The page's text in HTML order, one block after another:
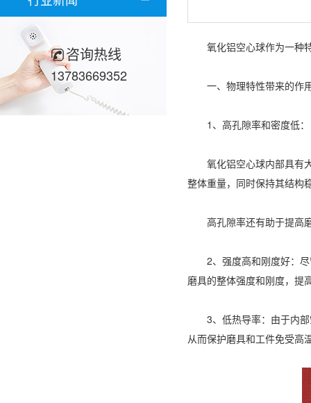
咨询热线
13783669352
氧化铝空心球作为一种特
一、物理特性带来的作
1、高孔隙率和密度低：
氧化铝空心球内部具有大
整体重量，同时保持其结构
高孔隙率还有助于提高磨
2、强度高和刚度好：尽
磨具的整体强度和刚度，提
3、低热导率：由于内部
从而保护磨具和工件免受高